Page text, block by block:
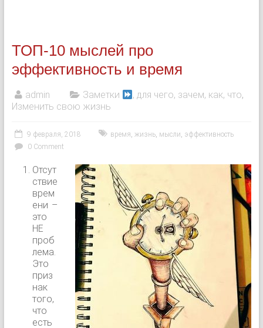
ТОП-10 мыслей про
эффективность и время
admin Заметки , для чего, зачем, как, что,
Изменить свою жизнь
9 февраля, 2018 время, жизнь, мысли, эффективность
0 Comment
Отсут
ствие
врем
ени –
это
НЕ
проб
лема.
Это
приз
нак
того,
что
есть